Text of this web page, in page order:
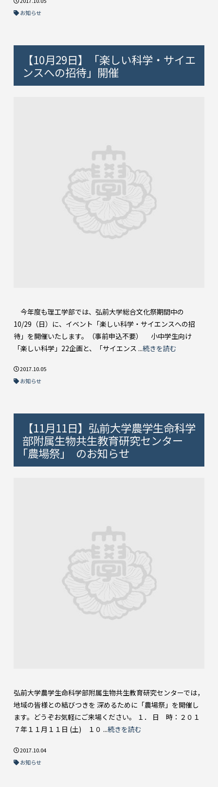
お知らせ
【10月29日】「楽しい科学・サイエ
ンスへの招待」開催
今年度も理工学部では、弘前大学総合文化祭期間中の
10/29（日）に、イベント「楽しい科学・サイエンスへの招
待」を開催いたします。（事前申込不要） 小中学生向け
「楽しい科学」22企画と、「サイエンス ...続きを読む
2017.10.05
お知らせ
【11月11日】弘前大学農学生命科学
部附属生物共生教育研究センター
｢農場祭｣ のお知らせ
弘前大学農学生命科学部附属生物共生教育研究センターでは，
地域の皆様との結びつきを 深めるために「農場祭」を開催し
ます。どうぞお気軽にご来場ください。 １． 日 時：２０１
７年１１月１１日 (土) １０ ...続きを読む
2017.10.04
お知らせ